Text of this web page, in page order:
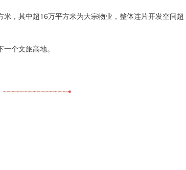
，其中超16万平方米为大宗物业，整体连片开发空间超
个文旅高地。